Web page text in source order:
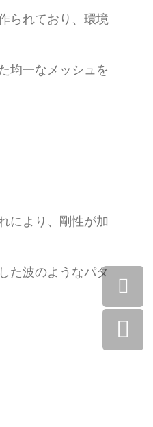
られており、環境
均一なメッシュを
により、剛性が加
た波のようなパタ